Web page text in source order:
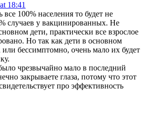
18:41
100% населения то будет не
случаев у вакцинированных. Не
дети, практически все взрослое
Но так как дети в основном
или бессимптомно, очень мало их будет
чрезвычайно мало в последний
закрываете глаза, потому что этот
про эффективность